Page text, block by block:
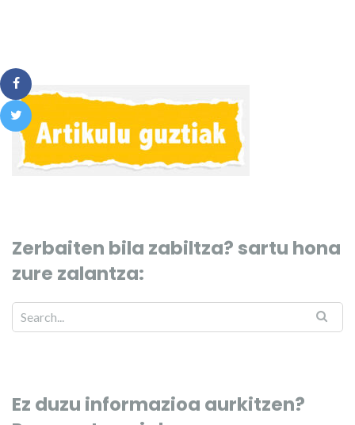
Zerbaiten bila zabiltza? sartu hona
zure zalantza:
Ez duzu informazioa aurkitzen?